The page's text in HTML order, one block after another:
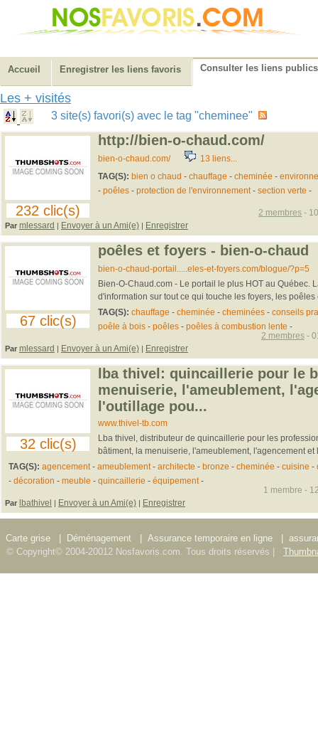
Accueil Enregistrer les liens favoris Consulter les liens publics
Les + visités
3 site(s) favori(s) avec le tag "cheminee"
232 clic(s)
http://bien-o-chaud.com/
bien-o-chaud.com/ 13 liens...
TAG(S): bien o chaud - chauffage - cheminée -
- poêles- protection de l'environnement- section verte -
Par mlessard | Envoyer à un Ami(e) | Enregistrer
2 membres -
67 clic(s)
poêles et foyers - bien-o-chaud
bien-o-chaud-portail.....eles-et-foyers.com/blogue/?p=5
Bien-O-Chaud.com - Le portail le plus HOT au Québec.
d'information sur tout ce qui touche les foyers, les poêles
TAG(S): chauffage - cheminée - cheminées- conseils
poêle à bois- poêles- poêles à combustion lente -
Par mlessard | Envoyer à un Ami(e) | Enregistrer
2 membres-
32 clic(s)
lba thivel: quincaillerie pour le
menuiserie, l'ameublement,
l'outillage pou...
www.thivel-tb.com
Lba thivel, distributeur de quincaillerie pour les
bâtiment, la menuiserie, l'ameublement, l'agencement et
TAG(S): agencement - ameublement - architecte - bronze - cheminée - cuisine -
- décoration - meuble - quincaillerie - équipement -
Par lbathivel | Envoyer à un Ami(e) | Enregistrer
1 membre -
Carte grise Déménagement Assurance temporaire en ligne
© Copyright© 2004-20012 Nosfavoris.com. Tous droits réservés |